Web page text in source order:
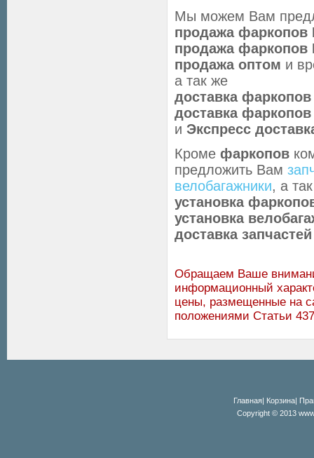
Мы можем Вам
продажа фаркопов
продажа фаркопов
продажа оптом и
а так же
доставка
доставка
и Экспресс
Кроме фаркопов
предложить Вам
велобагажники, а
установка
установка
доставка
Обращаем Ваше
информационный
цены, размещенные на
положениями Статьи
Главная| Корзина|
Copyright © 2013